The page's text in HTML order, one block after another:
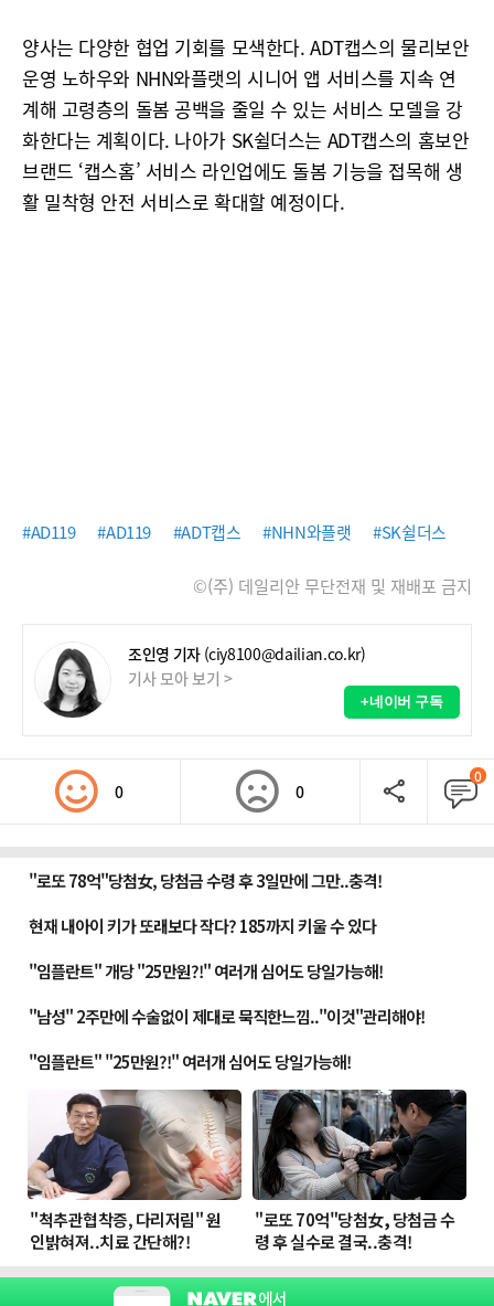
양사는 다양한 협업 기회를 모색한다. ADT캡스의 물리보안
운영 노하우와 NHN와플랫의 시니어 앱 서비스를 지속 연
계해 고령층의 돌봄 공백을 줄일 수 있는 서비스 모델을 강
화한다는 계획이다. 나아가 SK쉴더스는 ADT캡스의 홈보안
브랜드 ‘캡스홈’ 서비스 라인업에도 돌봄 기능을 접목해 생
활 밀착형 안전 서비스로 확대할 예정이다.
#AD119 #AD119 #ADT캡스 #NHN와플랫 #SK쉴더스
©(주) 데일리안 무단전재 및 재배포 금지
조인영 기자 (ciy8100@dailian.co.kr)
기사 모아 보기 >
+네이버 구독
0 0
0